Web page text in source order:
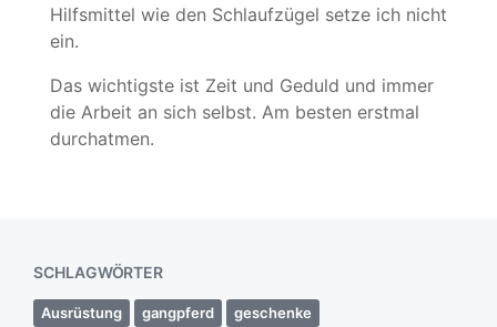
Hilfsmittel wie den Schlaufzügel setze ich nicht
ein.
Das wichtigste ist Zeit und Geduld und immer
die Arbeit an sich selbst. Am besten erstmal
durchatmen.
SCHLAGWÖRTER
Ausrüstung gangpferd geschenke